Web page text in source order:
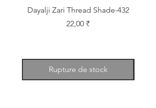
Dayalji Zari Thread Shade-432
Prix
22,00 ₹
Rupture de stock